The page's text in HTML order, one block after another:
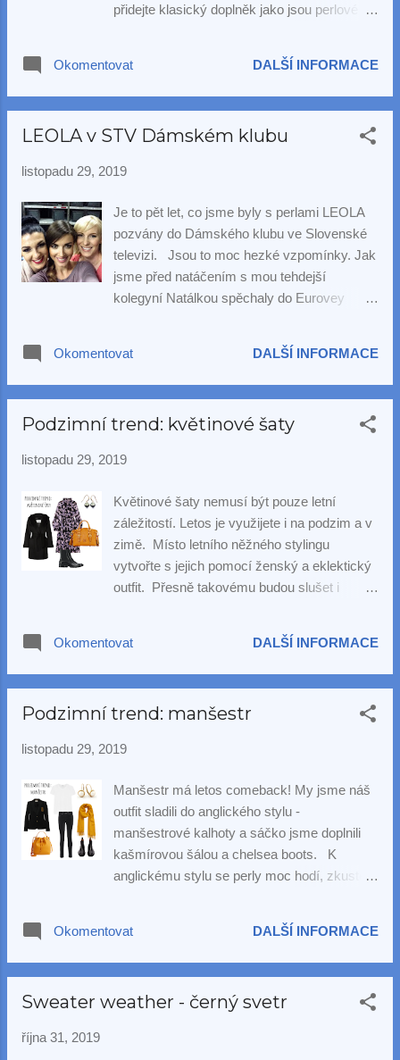
přidejte klasický doplněk jako jsou perlové
Okomentovat DALŠÍ INFORMACE
LEOLA v STV Dámském klubu
listopadu 29, 2019
Je to pět let, co jsme byly s perlami LEOLA
pozvány do Dámského klubu ve Slovenské
televizi. Jsou to moc hezké vzpomínky. Jak
jsme před natáčením s mou tehdejší
kolegyní Natálkou spěchaly do Eurovey
takto vypadá po probuzení 🙃 a při focení s
ní aspoň ušetříme za makeup. A jak jsem
jsem k tomu televiznímu outfitu nemohla
je tím, že čekám Aničku. A samozřejmě
Slavné video s detailním záběrem na
Nikolčiny perly naleznete zde:
https://www.youtube.com/ watch?
v=0OFdxF4e3LU
Okomentovat DALŠÍ INFORMACE
Podzimní trend: květinové šaty
listopadu 29, 2019
Květinové šaty nemusí být pouze letní
záležitostí. Letos je využijete i na podzim a v
zimě. Místo letního něžného stylingu
vytvořte s jejich pomocí ženský a eklektický
outfit. Přesně takovému budou slušet i
Okomentovat
DALŠÍ INFORMACE
Podzimní trend: manšestr
listopadu 29, 2019
Manšestr má letos comeback! My jsme náš
outfit sladili do anglického stylu -
manšestrové kalhoty a sáčko jsme doplnili
kašmírovou šálou a chelsea boots. K
anglickému stylu se perly moc hodí, zkuste
Okomentovat
DALŠÍ INFORMACE
Sweater weather - černý svetr
října 31, 2019